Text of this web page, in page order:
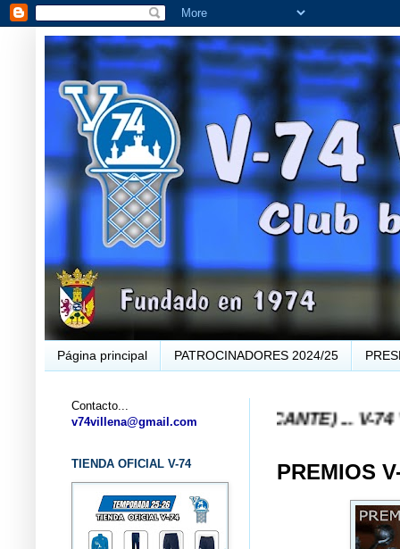
Página principal PATROCINADORES 2024/25
V-74 VILLENA (ALICANTE) ... V-74
PREMIOS
Contacto...
v74villena@gmail.com
TIENDA OFICIAL V-74